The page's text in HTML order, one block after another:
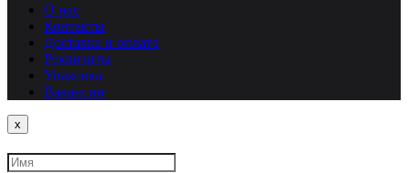
О нас
Контакты
Доставка и оплата
Реквизиты
Упаковка
Вакансии
x